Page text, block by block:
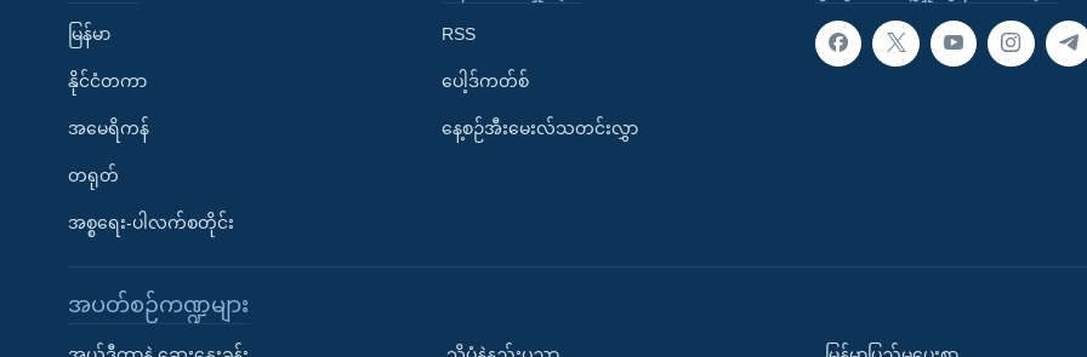
မြန်မာ
နိုင်ငံတကာ
အမေရိကန်
တရုတ်
အစ္စရေး-ပါလက်စတိုင်း
RSS
ပေါ့ဒ်ကတ်စ်
နေ့စဉ်အီးမေးလ်သတင်းလွှာ
အပတ်စဉ်ကဏ္ဍများ